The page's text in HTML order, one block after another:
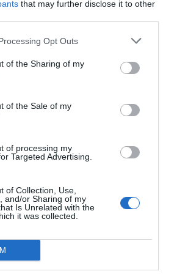
that may further disclose it to other
Opt Outs
of the Sharing of my
of the Sale of my
of processing my
Targeted Advertising.
of Collection, Use,
and/or Sharing of my
Is Unrelated with the
it was collected.
vary according to the season.
der Nähe